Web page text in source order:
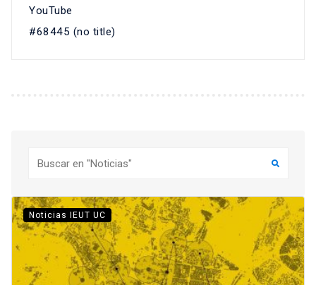
YouTube
#68445 (no title)
Noticias IEUT UC